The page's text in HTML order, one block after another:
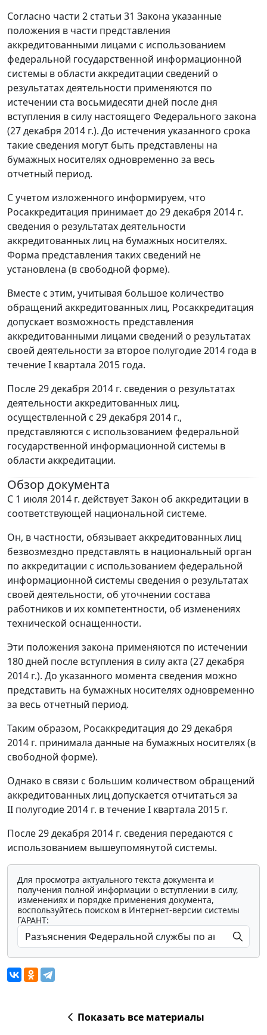
Согласно части 2 статьи 31 Закона указанные
положения в части представления
аккредитованными лицами с использованием
федеральной государственной информационной
системы в области аккредитации сведений о
результатах деятельности применяются по
истечении ста восьмидесяти дней после дня
вступления в силу настоящего Федерального закона
(27 декабря 2014 г.). До истечения указанного срока
такие сведения могут быть представлены на
бумажных носителях одновременно за весь
отчетный период.
С учетом изложенного информируем, что
Росаккредитация принимает до 29 декабря 2014 г.
сведения о результатах деятельности
аккредитованных лиц на бумажных носителях.
Форма представления таких сведений не
установлена (в свободной форме).
Вместе с этим, учитывая большое количество
обращений аккредитованных лиц, Росаккредитация
допускает возможность представления
аккредитованными лицами сведений о результатах
своей деятельности за второе полугодие 2014 года в
течение I квартала 2015 года.
После 29 декабря 2014 г. сведения о результатах
деятельности аккредитованных лиц,
осуществленной с 29 декабря 2014 г.,
представляются с использованием федеральной
государственной информационной системы в
области аккредитации.
Обзор документа
С 1 июля 2014 г. действует Закон об аккредитации в
соответствующей национальной системе.
Он, в частности, обязывает аккредитованных лиц
безвозмездно представлять в национальный орган
по аккредитации с использованием федеральной
информационной системы сведения о результатах
своей деятельности, об уточнении состава
работников и их компетентности, об изменениях
технической оснащенности.
Эти положения закона применяются по истечении
180 дней после вступления в силу акта (27 декабря
2014 г.). До указанного момента сведения можно
представить на бумажных носителях одновременно
за весь отчетный период.
Таким образом, Росаккредитация до 29 декабря
2014 г. принимала данные на бумажных носителях (в
свободной форме).
Однако в связи с большим количеством обращений
аккредитованных лиц допускается отчитаться за
II полугодие 2014 г. в течение I квартала 2015 г.
После 29 декабря 2014 г. сведения передаются с
использованием вышеупомянутой системы.
Для просмотра актуального текста документа и
получения полной информации о вступлении в силу,
изменениях и порядке применения документа,
воспользуйтесь поиском в Интернет-версии системы
ГАРАНТ:
Показать все материалы